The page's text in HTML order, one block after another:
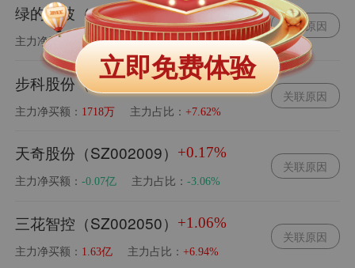
绿的谐波（SH688017）+3.49%
主力净买额： 1.25亿 主力占比：+3.11%
关联原因
步科股份（SH688160）+1.40%
主力净买额： 1718万 主力占比：+7.62%
关联原因
天奇股份（SZ002009） +0.17%
主力净买额：-0.07亿 主力占比：-3.06%
关联原因
三花智控（SZ002050） +1.06%
主力净买额： 1.63亿 主力占比：+6.94%
关联原因
立即免费体验